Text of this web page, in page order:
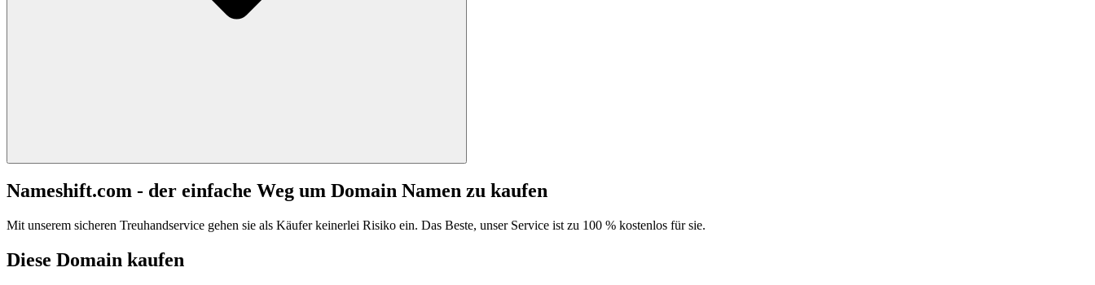
Nameshift.com - der einfache Weg um Domain Namen zu kaufen
Mit unserem sicheren Treuhandservice gehen sie als Käufer keinerlei Risiko ein. Das Beste, unser Service ist zu 100 % kostenlos für sie.
Diese Domain kaufen